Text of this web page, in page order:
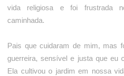
vida religiosa e foi frustrada
caminhada.
Pais que cuidaram de mim, mas
guerreira, sensível e justa que eu
Ela cultivou o jardim em nossa